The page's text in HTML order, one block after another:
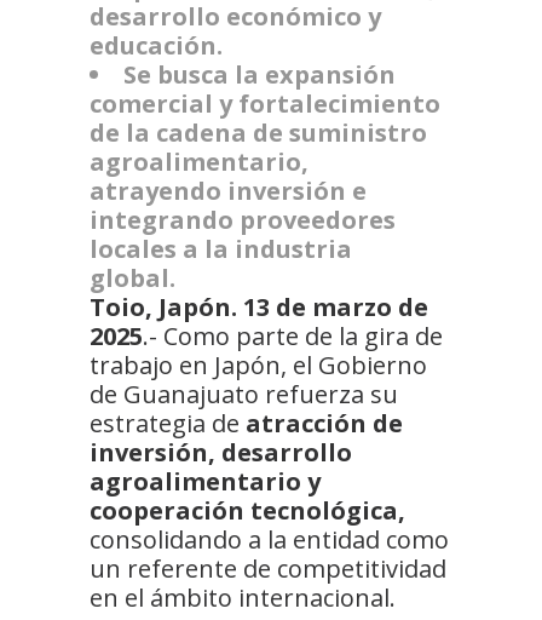
desarrollo económico y
educación.
Se busca la expansión
comercial y fortalecimiento
de la cadena de suministro
agroalimentario,
atrayendo inversión e
integrando proveedores
locales a la industria
global.
Toio, Japón. 13 de marzo de
2025.- Como parte de la gira de
trabajo en Japón, el Gobierno
de Guanajuato refuerza su
estrategia de atracción de
inversión, desarrollo
agroalimentario y
cooperación tecnológica,
consolidando a la entidad como
un referente de competitividad
en el ámbito internacional.